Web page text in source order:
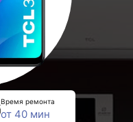
Время ремонта
от 40 мин